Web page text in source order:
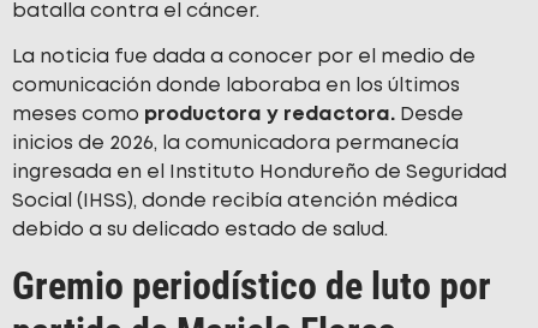
batalla contra el cáncer.
La noticia fue dada a conocer por el medio de
comunicación donde laboraba en los últimos
meses como productora y redactora. Desde
inicios de 2026, la comunicadora permanecía
ingresada en el Instituto Hondureño de Seguridad
Social (IHSS), donde recibía atención médica
debido a su delicado estado de salud.
Gremio periodístico de luto por